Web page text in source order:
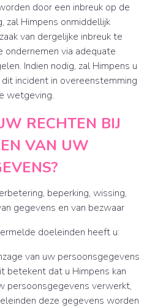
door een inbreuk op de
zal Himpens onmiddellijk
van dergelijke inbreuk te
ondernemen via adequate
Indien nodig, zal Himpens u
incident in overeenstemming
wetgeving.
RECHTEN BIJ
VAN UW
beperking, wissing,
gegevens en van bezwaar
doeleinden heeft u:
van uw persoonsgegevens
betekent dat u Himpens kan
persoonsgegevens verwerkt,
deze gegevens worden